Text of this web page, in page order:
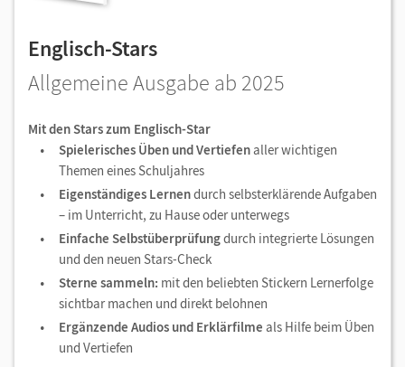
Englisch-Stars
Allgemeine Ausgabe ab 2025
Mit den Stars zum Englisch-Star
Spielerisches Üben und Vertiefenaller wichtigen
Themen eines Schuljahres
Eigenständiges Lernendurch selbsterklärende Aufgaben
– im Unterricht, zu Hause oder unterwegs
Einfache Selbstüberprüfungdurch integrierte Lösungen
und den neuen Stars-Check
Sterne sammeln: mit den beliebten Stickern Lernerfolge
sichtbar machen und direkt belohnen
Ergänzende Audios und Erklärfilme als Hilfe beim Üben
und Vertiefen